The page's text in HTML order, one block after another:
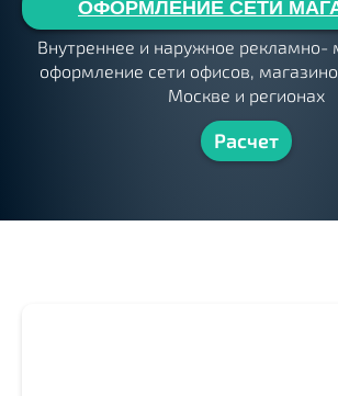
ОФОРМЛЕНИЕ СЕТИ
Внутреннее и наружное рекламно-
оформление сети офисов,
Москве и регионах
Расчет